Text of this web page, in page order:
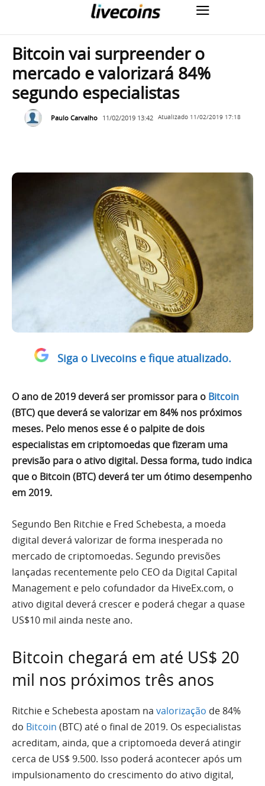
Bitcoin vai surpreender o
mercado e valorizará 84%
segundo especialistas
Paulo Carvalho 11/02/2019 13:42 Atualizado 11/02/2019 17:18
Siga o Livecoins e fique atualizado.
O ano de 2019 deverá ser promissor para o Bitcoin
(BTC) que deverá se valorizar em 84% nos próximos
meses. Pelo menos esse é o palpite de dois
especialistas em criptomoedas que fizeram uma
previsão para o ativo digital. Dessa forma, tudo indica
que o Bitcoin (BTC) deverá ter um ótimo desempenho
em 2019.
Segundo Ben Ritchie e Fred Schebesta, a moeda
digital deverá valorizar de forma inesperada no
mercado de criptomoedas. Segundo previsões
lançadas recentemente pelo CEO da Digital Capital
Management e pelo cofundador da HiveEx.com, o
ativo digital deverá crescer e poderá chegar a quase
US$10 mil ainda neste ano.
Bitcoin chegará em até US$ 20
mil nos próximos três anos
Ritchie e Schebesta apostam na valorização de 84%
do Bitcoin (BTC) até o final de 2019. Os especialistas
acreditam, ainda, que a criptomoeda deverá atingir
cerca de US$ 9.500. Isso poderá acontecer após um
impulsionamento do crescimento do ativo digital,